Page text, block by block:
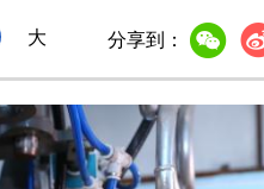
大 分享到：